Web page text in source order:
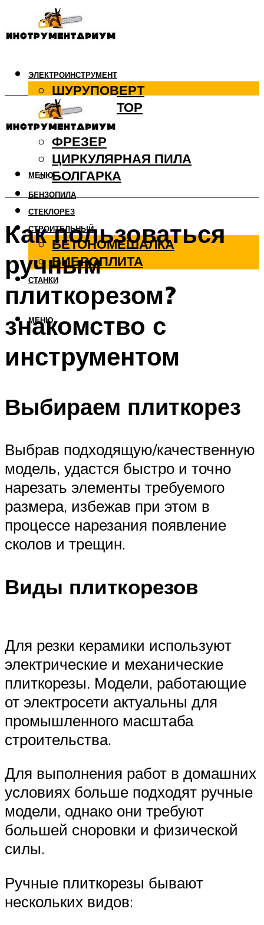
ЭЛЕКТРОИНСТРУМЕНТ
ШУРУПОВЕРТ
ПЕРФОРАТОР
ДРЕЛЬ
ФРЕЗЕР
ЦИРКУЛЯРНАЯ ПИЛА
БОЛГАРКА
БЕНЗОПИЛА
СТЕКЛОРЕЗ
СТРОИТЕЛЬНЫЙ
БЕТОНОМЕШАЛКА
ВИБРОПЛИТА
СТАНКИ
МЕНЮ
МЕНЮ
Как пользоваться
ручным
плиткорезом?
знакомство с
инструментом
Выбираем плиткорез
Выбрав подходящую/качественную
модель, удастся быстро и точно
нарезать элементы требуемого
размера, избежав при этом в
процессе нарезания появление
сколов и трещин.
Виды плиткорезов
Для резки керамики используют
электрические и механические
плиткорезы. Модели, работающие
от электросети актуальны для
промышленного масштаба
строительства.
Для выполнения работ в домашних
условиях больше подходят ручные
модели, однако они требуют
большей сноровки и физической
силы.
Ручные плиткорезы бывают
нескольких видов: